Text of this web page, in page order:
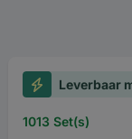
Leverbaar
1013 Set(s)